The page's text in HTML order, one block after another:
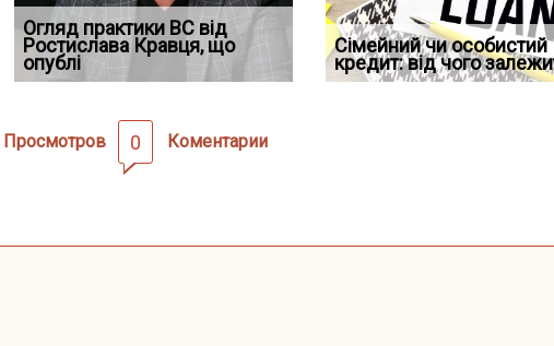
Якщо суд встановив для
відшкодування шкоди
наявніс
Документи, на яких не
проставляється апостиль:
Огляд практики ВС від
Ростислава Кравця, що
опублі
Зловживання впливом за
статтею 369-2
Кримінального
Чи потрібна ФОП печатка у
2026 році: правила засто
Сімейний чи особистий
кредит: від чого
Восьмий ААС
підтвердив, що
скас
Просмотров 0 Коментарии